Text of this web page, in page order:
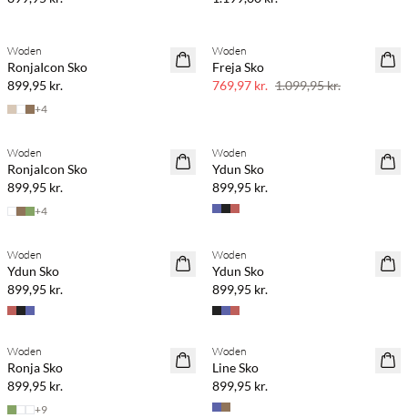
Woden
RonjaIcon Sko
899,95 kr.
+4
30% rabat
Woden
Freja Sko
769,97 kr. 1.099,95 kr.
Woden
RonjaIcon Sko
899,95 kr.
+4
NYHED
Woden
Ydun Sko
899,95 kr.
NYHED
Woden
Ydun Sko
899,95 kr.
NYHED
Woden
Ydun Sko
899,95 kr.
NYHED
Køb min. 2 & spar 20%
Woden
Ronja Sko
899,95 kr.
+9
NYHED
Køb min. 2 & spar 20%
Woden
Line Sko
899,95 kr.